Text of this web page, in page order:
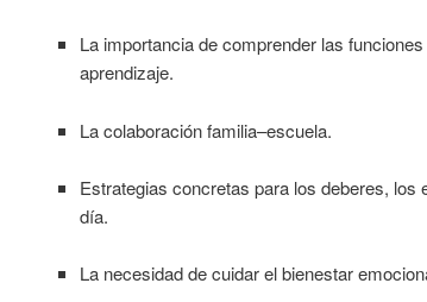
La importancia de comprender las
aprendizaje.
La colaboración familia–escuela.
Estrategias concretas para los deberes,
día.
La necesidad de cuidar el bienestar